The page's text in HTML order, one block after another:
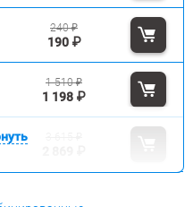
190 ₽
240₽
1 198 ₽
1 510₽